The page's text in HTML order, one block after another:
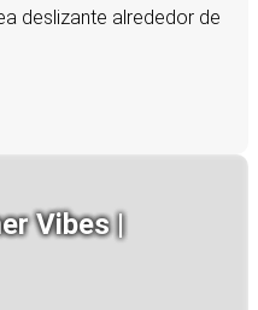
deslizante alrededor de
Vibes |